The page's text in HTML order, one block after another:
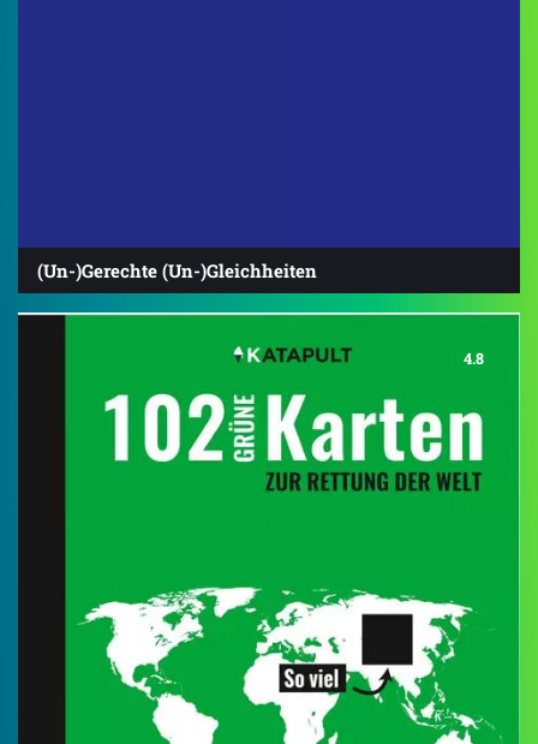
(Un-)Gerechte (Un-)Gleichheiten
4.8